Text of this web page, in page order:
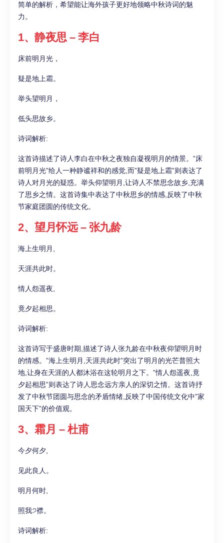
简单的解析，希望能让海外孩子更好地领略中秋诗词的魅
力。
1、静夜思 – 李白
床前明月光，
疑是地上霜。
举头望明月，
低头思故乡。
诗词解析:
这首诗描述了诗人李白在中秋之夜独自凝视明月的情景。”床
前明月光”给人一种静谧祥和的感觉,而”疑是地上霜”则表达了
诗人对月光的疑惑。举头仰望明月,让诗人不禁思念故乡,充满
了思乡之情。这首诗集中表达了中秋思乡的情感,反映了中秋
节家庭团圆的传统文化。
2、望月怀远 – 张九龄
海上生明月,
天涯共此时。
情人怨遥夜,
竟夕起相思。
诗词解析:
这首诗写于盛唐时期,描述了诗人张九龄在中秋夜仰望明月时
的情感。”海上生明月,天涯共此时”突出了明月的光芒普照大
地,让身在天涯的人都沐浴在这轮明月之下。”情人怨遥夜,竟
夕起相思”则表达了诗人思念远方亲人的深切之情。这首诗抒
发了中秋节团圆与思念的矛盾情绪,反映了中国传统文化中”家
国天下”的价值观。
3、霜月 – 杜甫
今夕何夕,
见此良人。
明月何时,
照我੭襟。
诗词解析: